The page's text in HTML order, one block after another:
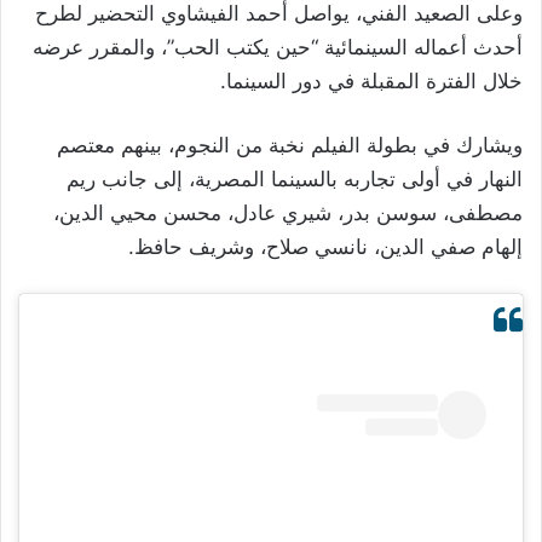
وعلى الصعيد الفني، يواصل أحمد الفيشاوي التحضير لطرح
أحدث أعماله السينمائية “حين يكتب الحب”، والمقرر عرضه
خلال الفترة المقبلة في دور السينما.
ويشارك في بطولة الفيلم نخبة من النجوم، بينهم معتصم
النهار في أولى تجاربه بالسينما المصرية، إلى جانب ريم
مصطفى، سوسن بدر، شيري عادل، محسن محيي الدين،
إلهام صفي الدين، نانسي صلاح، وشريف حافظ.